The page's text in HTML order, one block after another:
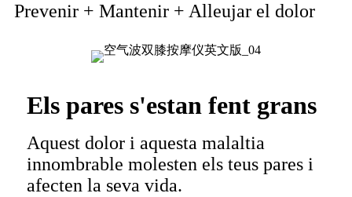
Prevenir + Mantenir + Alleujar el dolor
Els pares s'estan fent grans
Aquest dolor i aquesta malaltia
innombrable molesten els teus pares i
afecten la seva vida.